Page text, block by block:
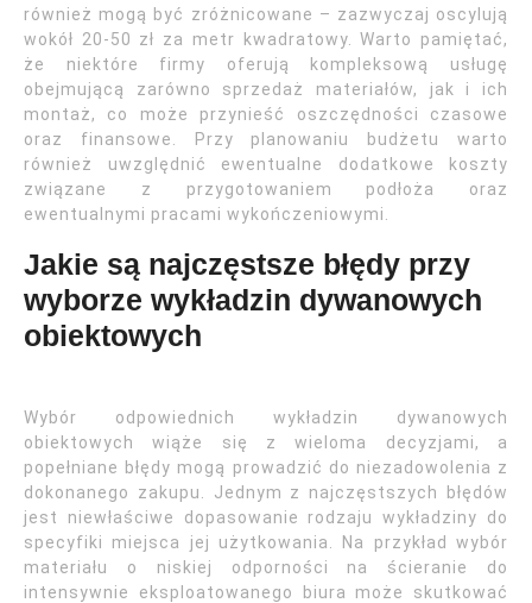
również mogą być zróżnicowane – zazwyczaj oscylują
wokół 20-50 zł za metr kwadratowy. Warto pamiętać,
że niektóre firmy oferują kompleksową usługę
obejmującą zarówno sprzedaż materiałów, jak i ich
montaż, co może przynieść oszczędności czasowe
oraz finansowe. Przy planowaniu budżetu warto
również uwzględnić ewentualne dodatkowe koszty
związane z przygotowaniem podłoża oraz
ewentualnymi pracami wykończeniowymi.
Jakie są najczęstsze błędy przy
wyborze wykładzin dywanowych
obiektowych
Wybór odpowiednich wykładzin dywanowych
obiektowych wiąże się z wieloma decyzjami, a
popełniane błędy mogą prowadzić do niezadowolenia z
dokonanego zakupu. Jednym z najczęstszych błędów
jest niewłaściwe dopasowanie rodzaju wykładziny do
specyfiki miejsca jej użytkowania. Na przykład wybór
materiału o niskiej odporności na ścieranie do
intensywnie eksploatowanego biura może skutkować